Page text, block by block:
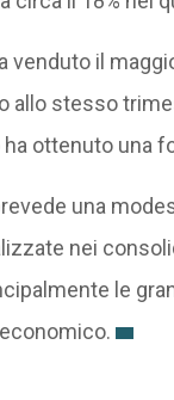
venduto il
allo stesso
ottenuto una
una
nei
le